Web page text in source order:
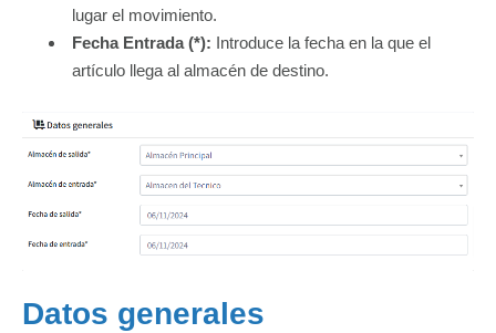
lugar el movimiento.
Fecha Entrada (*): Introduce la fecha en la que el
artículo llega al almacén de destino.
Datos generales